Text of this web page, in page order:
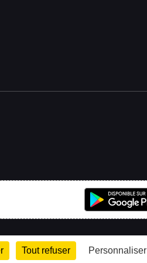
Tout refuser Personnaliser